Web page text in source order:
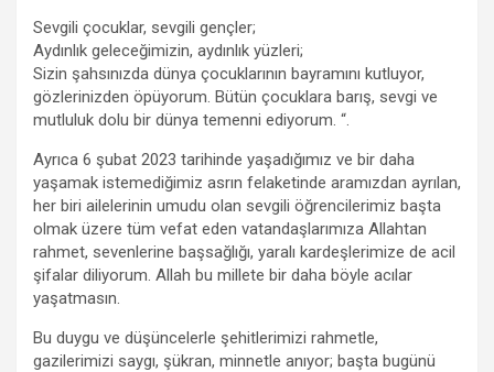
Sevgili çocuklar, sevgili gençler;
Aydınlık geleceğimizin, aydınlık yüzleri;
Sizin şahsınızda dünya çocuklarının bayramını kutluyor,
gözlerinizden öpüyorum. Bütün çocuklara barış, sevgi ve
mutluluk dolu bir dünya temenni ediyorum. “.
Ayrıca 6 şubat 2023 tarihinde yaşadığımız ve bir daha
yaşamak istemediğimiz asrın felaketinde aramızdan ayrılan,
her biri ailelerinin umudu olan sevgili öğrencilerimiz başta
olmak üzere tüm vefat eden vatandaşlarımıza Allahtan
rahmet, sevenlerine başsağlığı, yaralı kardeşlerimize de acil
şifalar diliyorum. Allah bu millete bir daha böyle acılar
yaşatmasın.
Bu duygu ve düşüncelerle şehitlerimizi rahmetle,
gazilerimizi saygı, şükran, minnetle anıyor; başta bugünü